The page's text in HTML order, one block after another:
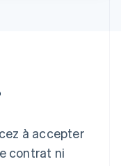
à accepter
contrat ni